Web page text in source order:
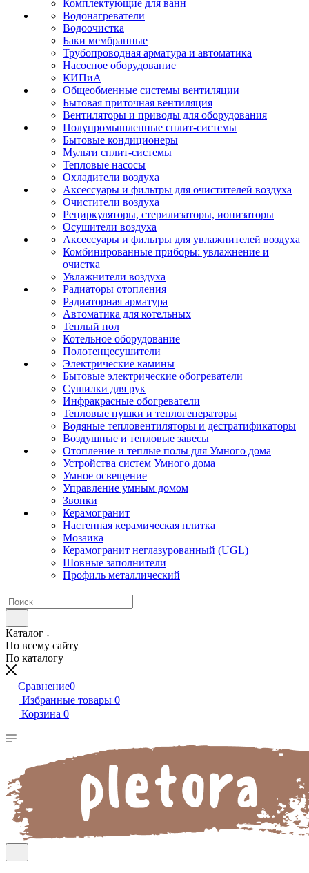
Комплектующие для ванн
Водонагреватели
Водоочистка
Баки мембранные
Трубопроводная арматура и автоматика
Насосное оборудование
КИПиА
Общеобменные системы вентиляции
Бытовая приточная вентиляция
Вентиляторы и приводы для оборудования
Полупромышленные сплит-системы
Бытовые кондиционеры
Мульти сплит-системы
Тепловые насосы
Охладители воздуха
Аксессуары и фильтры для очистителей воздуха
Очистители воздуха
Рециркуляторы, стерилизаторы, ионизаторы
Осушители воздуха
Аксессуары и фильтры для увлажнителей воздуха
Комбинированные приборы: увлажнение и
очистка
Увлажнители воздуха
Радиаторы отопления
Радиаторная арматура
Автоматика для котельных
Теплый пол
Котельное оборудование
Полотенцесушители
Электрические камины
Бытовые электрические обогреватели
Сушилки для рук
Инфракрасные обогреватели
Тепловые пушки и теплогенераторы
Водяные тепловентиляторы и дестратификаторы
Воздушные и тепловые завесы
Отопление и теплые полы для Умного дома
Устройства систем Умного дома
Умное освещение
Управление умным домом
Звонки
Керамогранит
Настенная керамическая плитка
Мозаика
Керамогранит неглазурованный (UGL)
Шовные заполнители
Профиль металлический
Каталог
По всему сайту
По каталогу
Сравнение0
Избранные товары 0
Корзина 0